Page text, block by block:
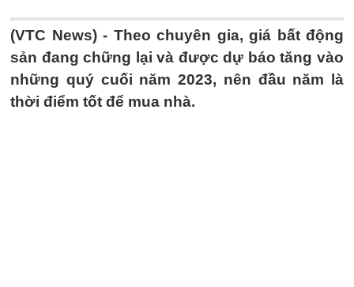
(VTC News) - Theo chuyên gia, giá bất động
sản đang chững lại và được dự báo tăng vào
những quý cuối năm 2023, nên đầu năm là
thời điểm tốt để mua nhà.